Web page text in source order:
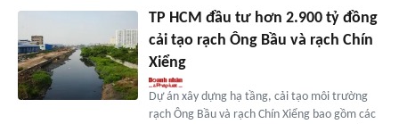
TP HCM đầu tư hơn 2.900 tỷ đồng
cải tạo rạch Ông Bầu và rạch Chín
Xiểng
Dự án xây dựng hạ tầng, cải tạo môi trường
rạch Ông Bầu và rạch Chín Xiểng bao gồm các